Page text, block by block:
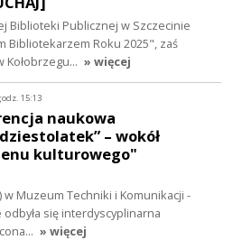
Biblioteki Publicznej w Szczecinie
Bibliotekarzem Roku 2025", zaś
Kołobrzegu… » więcej
15:13
naukowa
– wokół
kulturowego"
w Muzeum Techniki i Komunikacji -
się interdyscyplinarna
» więcej